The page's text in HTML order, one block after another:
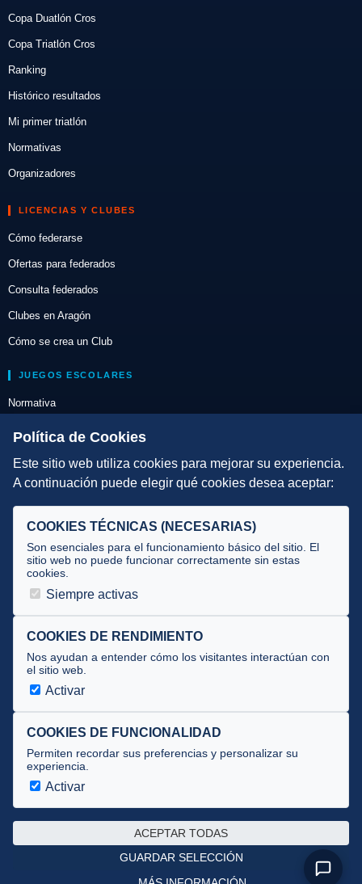
Copa Duatlón Cros
Copa Triatlón Cros
Ranking
Histórico resultados
Mi primer triatlón
Normativas
Organizadores
LICENCIAS Y CLUBES
Cómo federarse
Ofertas para federados
Consulta federados
Clubes en Aragón
Cómo se crea un Club
JUEGOS ESCOLARES
Normativa
Escuelas de Triatlón
DIRECCIÓN TÉCNICA
Selecciones
Tecnificación
JUECES Y OFICIALES
Documentos
Cursos
Circulares oficiales
Convocatorias y Equipaciones
Av. José Atarés 101, semisótano. 50018 Zaragoza
Privacidad · Cookies
Política de Cookies
Este sitio web utiliza cookies para mejorar su experiencia.
A continuación puede elegir qué cookies desea aceptar:
COOKIES TÉCNICAS (NECESARIAS)
Son esenciales para el funcionamiento básico del sitio. El
sitio web no puede funcionar correctamente sin estas
cookies.
Siempre activas
COOKIES DE RENDIMIENTO
Nos ayudan a entender cómo los visitantes interactúan con
el sitio web.
Activar
COOKIES DE FUNCIONALIDAD
Permiten recordar sus preferencias y personalizar su
experiencia.
Activar
ACEPTAR TODAS
GUARDAR SELECCIÓN